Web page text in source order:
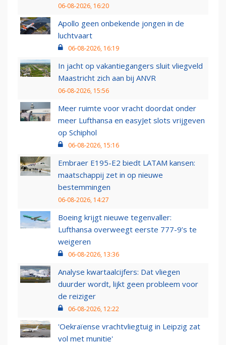
06-08-2026, 16:20
Apollo geen onbekende jongen in de
luchtvaart
06-08-2026, 16:19
In jacht op vakantiegangers sluit vliegveld
Maastricht zich aan bij ANVR
06-08-2026, 15:56
Meer ruimte voor vracht doordat onder
meer Lufthansa en easyJet slots vrijgeven
op Schiphol
06-08-2026, 15:16
Embraer E195-E2 biedt LATAM kansen:
maatschappij zet in op nieuwe
bestemmingen
06-08-2026, 14:27
Boeing krijgt nieuwe tegenvaller:
Lufthansa overweegt eerste 777-9’s te
weigeren
06-08-2026, 13:36
Analyse kwartaalcijfers: Dat vliegen
duurder wordt, lijkt geen probleem voor
de reiziger
06-08-2026, 12:22
'Oekraïense vrachtvliegtuig in Leipzig zat
vol met munitie'